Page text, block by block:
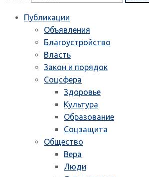
Публикации
Объявления
Благоустройство
Власть
Закон и порядок
Соцсфера
Здоровье
Культура
Образование
Соцзащита
Общество
Вера
Люди